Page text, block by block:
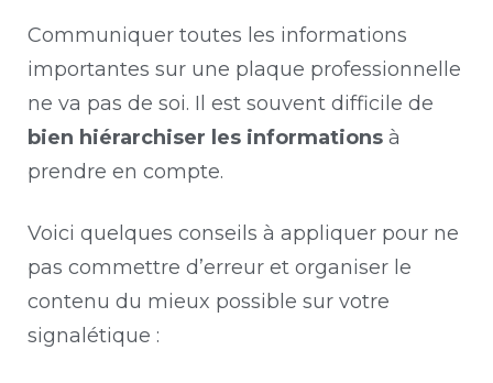
Communiquer toutes les informations
importantes sur une plaque professionnelle
ne va pas de soi. Il est souvent difficile de
bien hiérarchiser les informations à
prendre en compte.
Voici quelques conseils à appliquer pour ne
pas commettre d’erreur et organiser le
contenu du mieux possible sur votre
signalétique :